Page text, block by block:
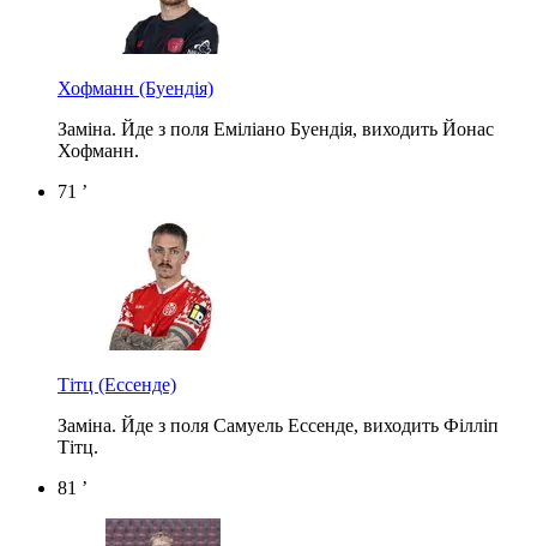
Хофманн (Буендія)
Заміна. Йде з поля Еміліано Буендія, виходить Йонас
Хофманн.
71 ’
Тітц (Ессенде)
Заміна. Йде з поля Самуель Ессенде, виходить Філліп
Тітц.
81 ’